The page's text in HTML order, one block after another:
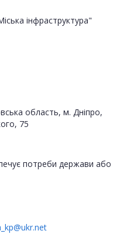
інфраструктура"
область, м. Дніпро,
75
потреби держави або